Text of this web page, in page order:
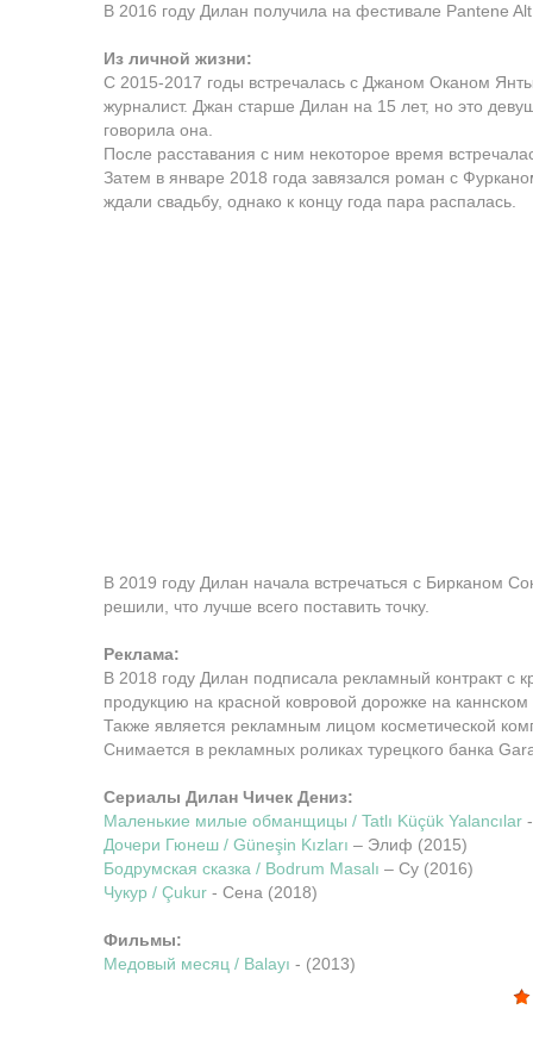
В 2016 году Дилан получила на фестивале Pantene
Из личной жизни:
С 2015-2017 годы встречалась с Джаном Оканом
журналист. Джан старше Дилан на 15 лет, но это
говорила она.
После расставания с ним некоторое время
Затем в январе 2018 года завязался роман с
ждали свадьбу, однако к концу года пара распалась.
В 2019 году Дилан начала встречаться с Бирканом
решили, что лучше всего поставить точку.
Реклама:
В 2018 году Дилан подписала рекламный контракт с
продукцию на красной ковровой дорожке на
Также является рекламным лицом косметической
Снимается в рекламных роликах турецкого банка
Сериалы Дилан Чичек Дениз:
Маленькие милые обманщицы / Tatlı Küçük Yalancılar
Дочери Гюнеш / Güneşin Kızları – Элиф (2015)
Бодрумская сказка / Bodrum Masalı – Су (2016)
Чукур / Çukur - Сена (2018)
Фильмы:
Медовый месяц / Balayı - (2013)